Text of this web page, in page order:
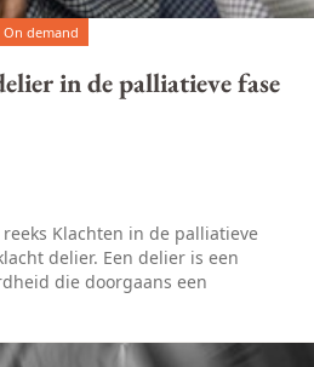
On demand
in de palliatieve fase
Klachten in de palliatieve
delier. Een delier is een
die doorgaans een
zoals een infectie of metabole